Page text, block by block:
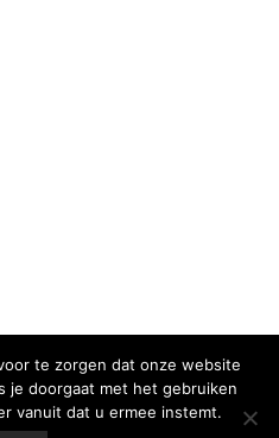
te zorgen dat onze website
je doorgaat met het gebruiken
vanuit dat u ermee instemt.